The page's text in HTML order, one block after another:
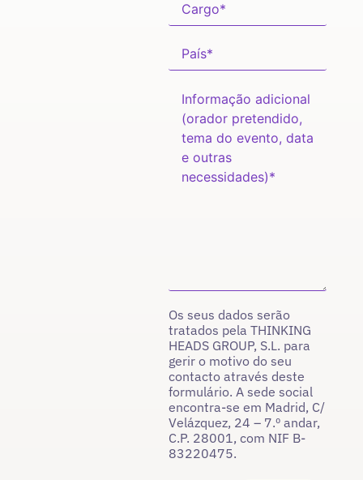
Os seus dados serão
tratados pela THINKING
HEADS GROUP, S.L. para
gerir o motivo do seu
contacto através deste
formulário. A sede social
encontra-se em Madrid, C/
Velázquez, 24 – 7.º andar,
C.P. 28001, com NIF B-
83220475.